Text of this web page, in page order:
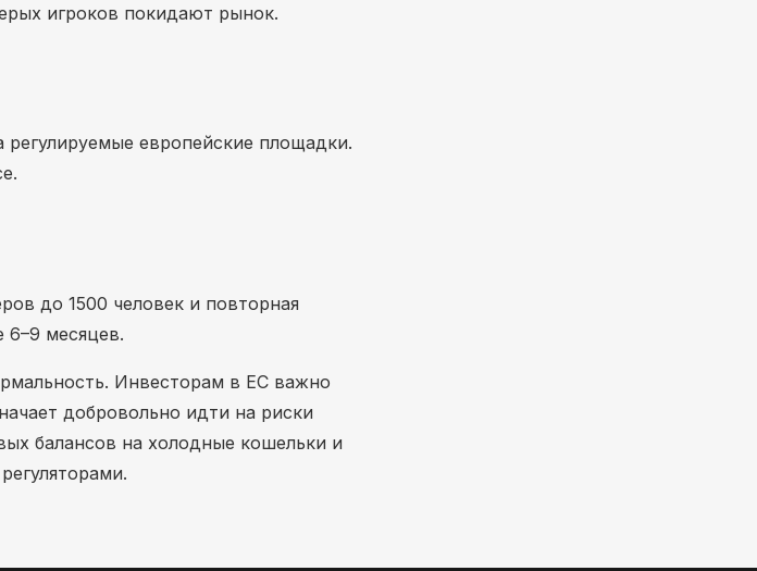
игроков покидают рынок.
европейские площадки.
до 1500 человек и повторная
6–9 месяцев.
Инвесторам в ЕС важно
добровольно идти на риски
балансов на холодные кошельки и